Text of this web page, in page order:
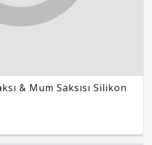
& Mum Saksısı Silikon